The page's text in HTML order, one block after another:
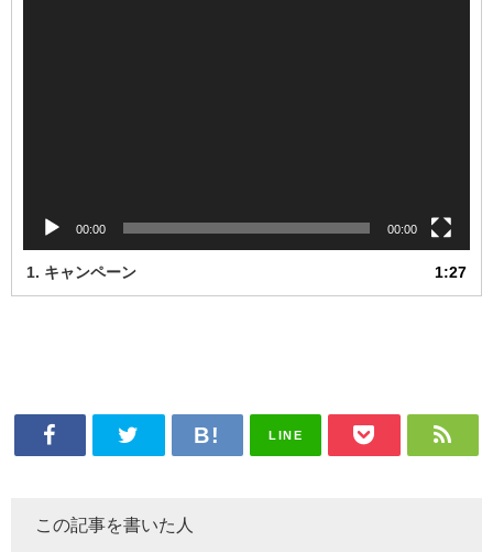
00:00 00:00
1. キャンペーン 1:27
LINE
この記事を書いた人